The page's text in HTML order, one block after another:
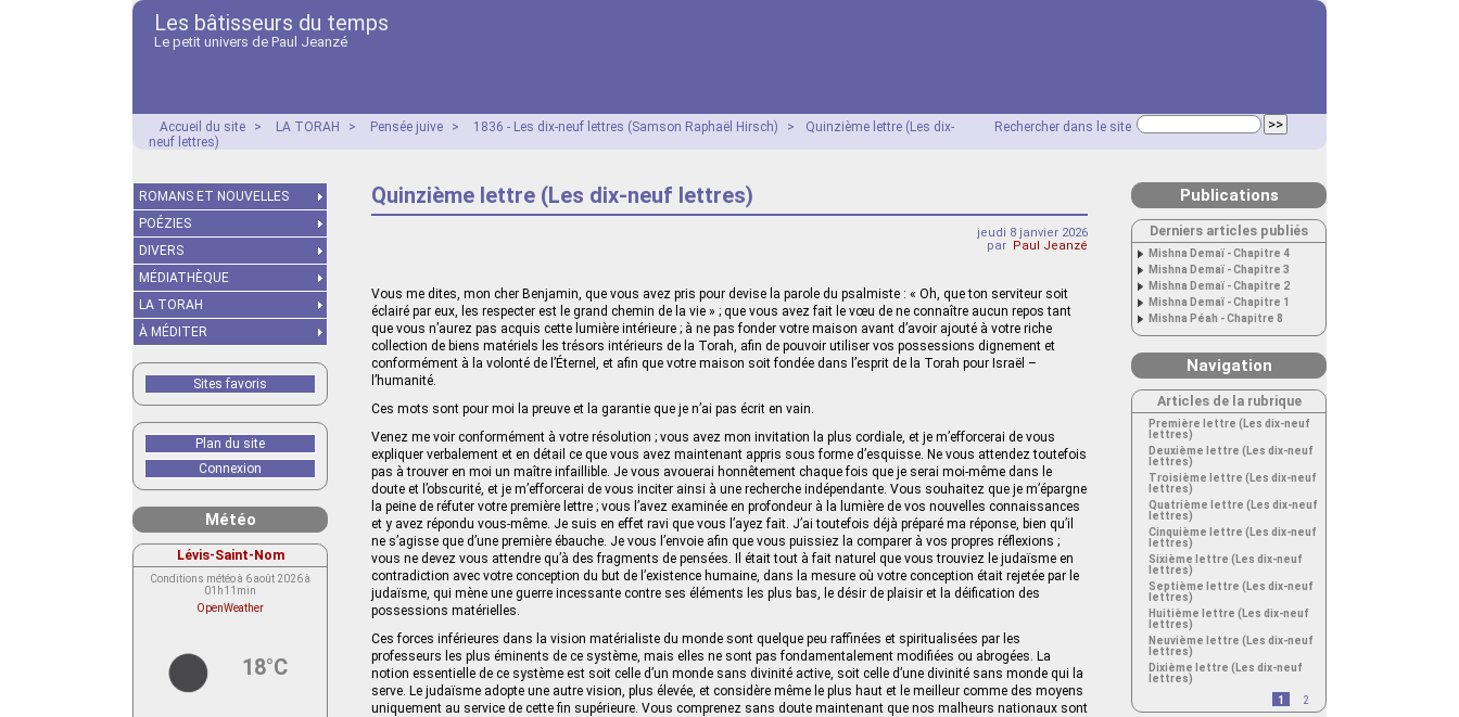
Les bâtisseurs du temps
Le petit univers de Paul Jeanzé
Rechercher dans le site
Accueil du site > LA TORAH > Pensée juive > 1836 - Les dix-neuf lettres (Samson Raphaël Hirsch) >
Quinzième lettre (Les dix-
neuf lettres)
Quinzième lettre (Les dix-neuf lettres)
jeudi 8 janvier 2026
par Paul Jeanzé
Vous me dites, mon cher Benjamin, que vous avez pris pour devise la parole du psalmiste : « Oh, que ton serviteur soit
éclairé par eux, les respecter est le grand chemin de la vie » ; que vous avez fait le vœu de ne connaître aucun repos tant
que vous n’aurez pas acquis cette lumière intérieure ; à ne pas fonder votre maison avant d’avoir ajouté à votre riche
collection de biens matériels les trésors intérieurs de la Torah, afin de pouvoir utiliser vos possessions dignement et
conformément à la volonté de l’Éternel, et afin que votre maison soit fondée dans l’esprit de la Torah pour Israël –
l’humanité.
Ces mots sont pour moi la preuve et la garantie que je n’ai pas écrit en vain.
Venez me voir conformément à votre résolution ; vous avez mon invitation la plus cordiale, et je m’efforcerai de vous
expliquer verbalement et en détail ce que vous avez maintenant appris sous forme d’esquisse. Ne vous attendez toutefois
pas à trouver en moi un maître infaillible. Je vous avouerai honnêtement chaque fois que je serai moi-même dans le
doute et l’obscurité, et je m’efforcerai de vous inciter ainsi à une recherche indépendante. Vous souhaitez que je m’épargne
la peine de réfuter votre première lettre ; vous l’avez examinée en profondeur à la lumière de vos nouvelles connaissances
et y avez répondu vous-même. Je suis en effet ravi que vous l’ayez fait. J’ai toutefois déjà préparé ma réponse, bien qu’il
ne s’agisse que d’une première ébauche. Je vous l’envoie afin que vous puissiez la comparer à vos propres réflexions ;
vous ne devez vous attendre qu’à des fragments de pensées. Il était tout à fait naturel que vous trouviez le judaïsme en
contradiction avec votre conception du but de l’existence humaine, dans la mesure où votre conception était rejetée par le
judaïsme, qui mène une guerre incessante contre ses éléments les plus bas, le désir de plaisir et la déification des
possessions matérielles.
Ces forces inférieures dans la vision matérialiste du monde sont quelque peu raffinées et spiritualisées par les
professeurs les plus éminents de ce système, mais elles ne sont pas fondamentalement modifiées ou abrogées. La
notion essentielle de ce système est soit celle d’un monde sans divinité active, soit celle d’une divinité sans monde qui la
serve. Le judaïsme adopte une autre vision, plus élevée, et considère même le plus haut et le meilleur comme des moyens
uniquement au service de cette fin supérieure. Vous comprenez sans doute maintenant que nos malheurs nationaux sont
ROMANS ET NOUVELLES
POÉZIES
DIVERS
MÉDIATHÈQUE
LA TORAH
À MÉDITER
Sites favoris
Plan du site
Connexion
Météo
Lévis-Saint-Nom
Conditions météo à 6 août 2026 à
01h11min
OpenWeather
18°C
Publications
Derniers articles publiés
Mishna Demaï - Chapitre 4
Mishna Demaï - Chapitre 3
Mishna Demaï - Chapitre 2
Mishna Demaï - Chapitre 1
Mishna Péah - Chapitre 8
Navigation
Articles de la rubrique
Première lettre (Les dix-neuf
lettres)
Deuxième lettre (Les dix-neuf
lettres)
Troisième lettre (Les dix-neuf
lettres)
Quatrième lettre (Les dix-neuf
lettres)
Cinquième lettre (Les dix-neuf
lettres)
Sixième lettre (Les dix-neuf
lettres)
Septième lettre (Les dix-neuf
lettres)
Huitième lettre (Les dix-neuf
lettres)
Neuvième lettre (Les dix-neuf
lettres)
Dixième lettre (Les dix-neuf
lettres)
1
2